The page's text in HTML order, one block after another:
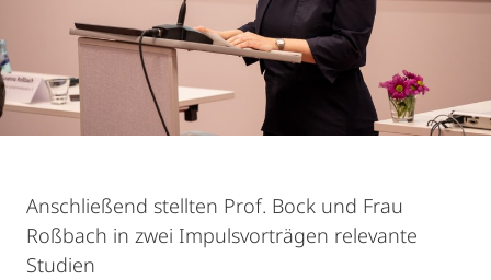
Anschließend stellten Prof. Bock und Frau
Roßbach in zwei Impulsvorträgen relevante
Studien